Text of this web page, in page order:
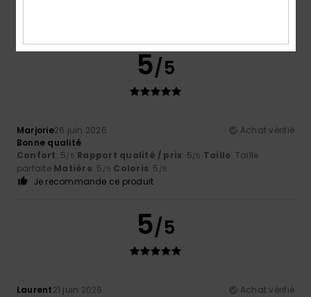
5/5
Marjorie26 juin 2026
Achat vérifié
Bonne qualité
Confort: 5/5 Rapport qualité / prix: 5/5 Taille: Taille
parfaite Matière: 5 /5 Coloris: 5 /5
Je recommande ce produit
5/5
Laurent21 juin 2026
Achat vérifié